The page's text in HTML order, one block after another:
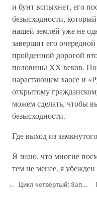
и бунт вспыхнет, его
безысходности,
нашей землёй уже не
завершит его
пройденной дорогой
половины XX веков.
нарастающем хаосе и
открытому
можем сделать, чтобы
безысходности.
Где выход из
Я знаю, что многие
тем не менее, я
на земле Малой Руси,
← Цикл четвёртый: Западная Украина ОУН-УПА